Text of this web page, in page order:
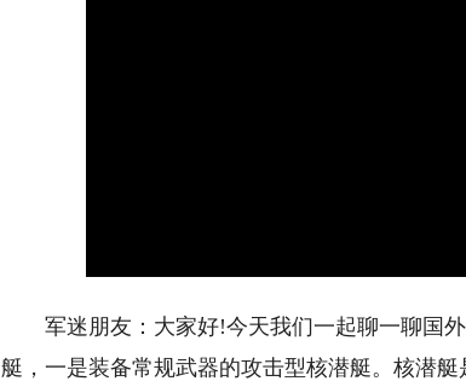
军迷朋友：大家好!今天我们一起聊一聊国外
艇，一是装备常规武器的攻击型核潜艇。核潜